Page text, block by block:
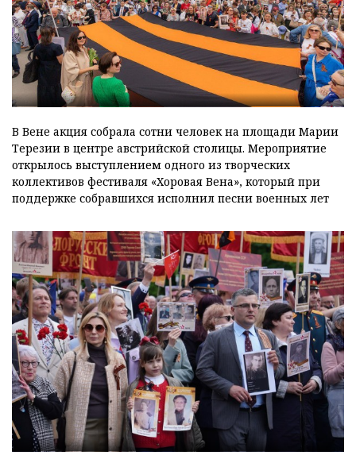
В Вене акция собрала сотни человек на площади Марии
Терезии в центре австрийской столицы. Мероприятие
открылось выступлением одного из творческих
коллективов фестиваля «Хоровая Вена», который при
поддержке собравшихся исполнил песни военных лет